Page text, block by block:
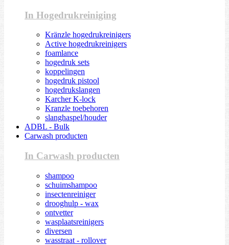
In Hogedrukreiniging
Kränzle hogedrukreinigers
Active hogedrukreinigers
foamlance
hogedruk sets
koppelingen
hogedruk pistool
hogedrukslangen
Karcher K-lock
Kranzle toebehoren
slanghaspel/houder
ADBL - Bulk
Carwash producten
In Carwash producten
shampoo
schuimshampoo
insectenreiniger
drooghulp - wax
ontvetter
wasplaatsreinigers
diversen
wasstraat - rollover